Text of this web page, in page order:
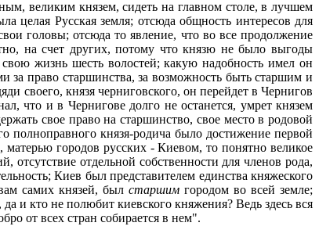
великим князем, сидеть на главном столе, в лучшем
целая Русская земля; отсюда общность интересов для
головы; отсюда то явление, что во все продолжение
на счет других, потому что князю не было выгоды
жизнь шесть волостей; какую надобность имел он
за право старшинства, за возможность быть старшим и
своего, князя черниговского, он перейдет в Чернигов
что и в Чернигове долго не останется, умрет князем
свое право на старшинство, свое место в родовой
князя-родича было достижение первой
городов русских - Киевом, то понятно великое
отсутствие отдельной собственности для членов рода,
Киев был представителем единства княжеского
самих князей, был старшим городом во всей земле;
и кто не полюбит киевского княжения? Ведь здесь вся
от всех стран собирается в нем".